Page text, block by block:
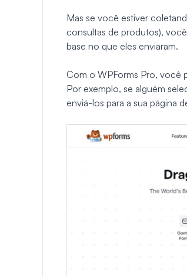
Mas se você estiver
consultas de produtos),
base no que eles enviaram.
Com o WPForms Pro, você
Por exemplo, se alguém
enviá-los para a sua página